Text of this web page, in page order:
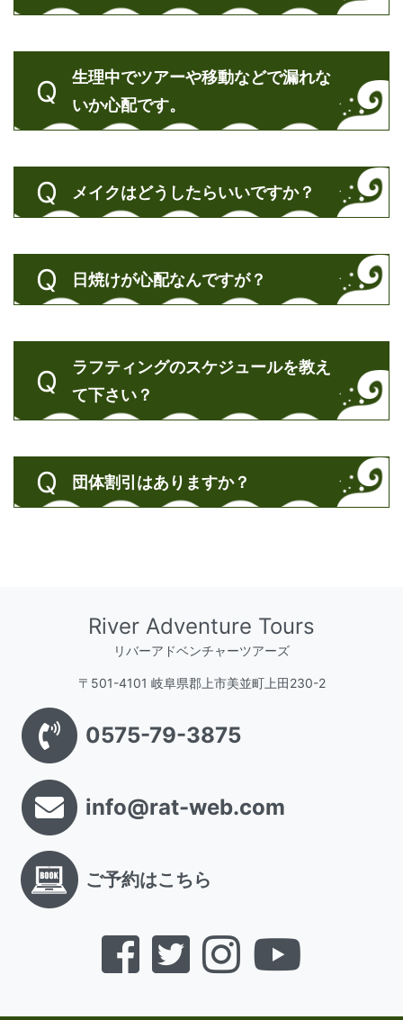
生理中でツアーや移動などで漏れな
いか心配です。
メイクはどうしたらいいですか？
日焼けが心配なんですが？
ラフティングのスケジュールを教え
て下さい？
団体割引はありますか？
River Adventure Tours
リバーアドベンチャーツアーズ
〒501-4101 岐阜県郡上市美並町上田230-2
0575-79-3875
info@rat-web.com
ご予約はこちら